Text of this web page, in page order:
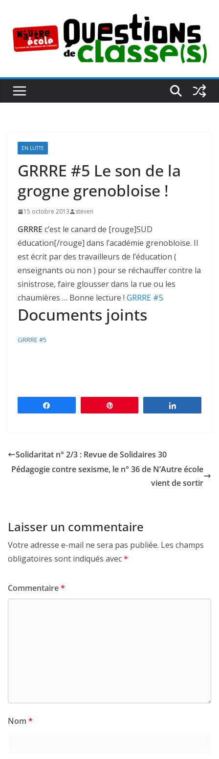
contenu
EN LUTTE
GRRRE #5 Le son de la
grogne grenobloise !
15 octobre 2013 steven
GRRRE c’est le canard de [rouge]SUD
éducation[/rouge] dans l’académie grenobloise. Il
est écrit par des travailleurs de l’éducation (
enseignants ou non ) pour se réchauffer contre la
sinistrose, faire glousser dans la rue ou les
chaumières … Bonne lecture ! GRRRE #5
Documents joints
GRRRE #5
Solidaritat n° 2/3 : Revue de Solidaires 30
Pédagogie contre sexisme, le n° 36 de N’Autre école
vient de sortir
Laisser un commentaire
Votre adresse e-mail ne sera pas publiée. Les champs
obligatoires sont indiqués avec*
Commentaire*
Nom *